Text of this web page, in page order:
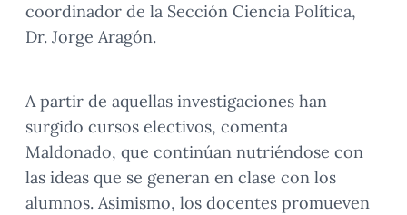
coordinador de la Sección Ciencia Política,
Dr. Jorge Aragón.
A partir de aquellas investigaciones han
surgido cursos electivos, comenta
Maldonado, que continúan nutriéndose con
las ideas que se generan en clase con los
alumnos. Asimismo, los docentes promueven